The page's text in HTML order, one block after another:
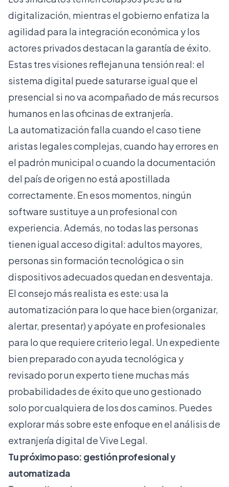
digitalización, mientras el gobierno enfatiza la
agilidad para la integración económica y los
actores privados destacan la garantía de éxito.
Estas tres visiones reflejan una tensión real: el
sistema digital puede saturarse igual que el
presencial si no va acompañado de más recursos
humanos en las oficinas de extranjería.
La automatización falla cuando el caso tiene
aristas legales complejas, cuando hay errores en
el padrón municipal o cuando la documentación
del país de origen no está apostillada
correctamente. En esos momentos, ningún
software sustituye a un profesional con
experiencia. Además, no todas las personas
tienen igual acceso digital: adultos mayores,
personas sin formación tecnológica o sin
dispositivos adecuados quedan en desventaja.
El consejo más realista es este: usa la
automatización para lo que hace bien (organizar,
alertar, presentar) y apóyate en profesionales
para lo que requiere criterio legal. Un expediente
bien preparado con ayuda tecnológica y
revisado por un experto tiene muchas más
probabilidades de éxito que uno gestionado
solo por cualquiera de los dos caminos. Puedes
explorar más sobre este enfoque en el análisis de
extranjería digital de Vive Legal.
Tu próximo paso: gestión profesional y
automatizada